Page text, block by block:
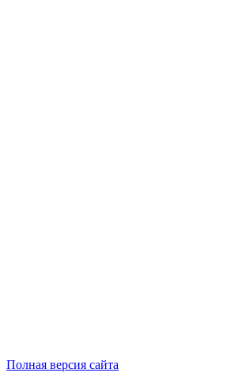
Полная версия сайта